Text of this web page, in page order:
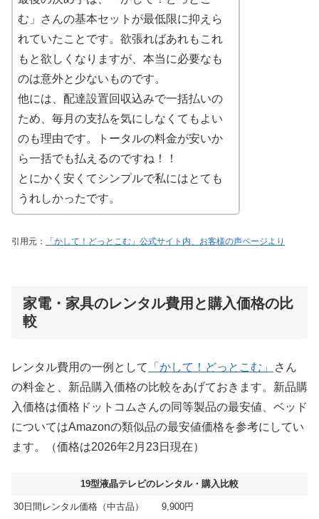
む」さんの基本セットが最低限に抑えら
れていたことです。欲張ればあれもこれ
もと欲しくなりますが、本当に必要なも
のは意外と少ないものです。
他には、配達設置回収込みで一括払いの
ため、毎月の支払を気にしなくてもよい
のも理由です。トータルの料金が安いか
ら一括でも払えるのですね！！
とにかく安くてシンプルで私にはとても
うれしかったです。
引用元： 「かして！どっとこむ」公式サイト内、お客様の声ページより
家電・家具のレンタル費用と購入価格の比
較
レンタル費用の一例として 「かして！どっとこむ」
さん
の料金と、新品購入価格の比較をあげておきます。新品購
入価格は価格ドットコムさんの同等製品の最安値、ベッド
についてはAmazonの類似品の最安値価格を参考にしてい
ます。（価格は2026年2月23日現在）
19型液晶テレビのレンタル・購入比較
30日間レンタル価格（中古品） 9,900円